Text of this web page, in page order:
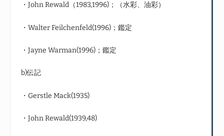
・John Rewald（1983,1996)；（水彩、油彩）
・Walter Feilchenfeld(1996)；鑑定
・Jayne Warman(1996)；鑑定
b)伝記
・Gerstle Mack(1935)
・John Rewald(1939,48)